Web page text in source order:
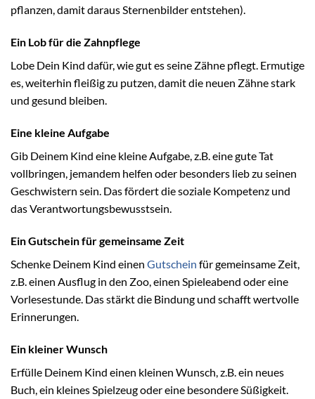
pflanzen, damit daraus Sternenbilder entstehen).
Ein Lob für die Zahnpflege
Lobe Dein Kind dafür, wie gut es seine Zähne pflegt. Ermutige
es, weiterhin fleißig zu putzen, damit die neuen Zähne stark
und gesund bleiben.
Eine kleine Aufgabe
Gib Deinem Kind eine kleine Aufgabe, z.B. eine gute Tat
vollbringen, jemandem helfen oder besonders lieb zu seinen
Geschwistern sein. Das fördert die soziale Kompetenz und
das Verantwortungsbewusstsein.
Ein Gutschein für gemeinsame Zeit
Schenke Deinem Kind einen Gutschein für gemeinsame Zeit,
z.B. einen Ausflug in den Zoo, einen Spieleabend oder eine
Vorlesestunde. Das stärkt die Bindung und schafft wertvolle
Erinnerungen.
Ein kleiner Wunsch
Erfülle Deinem Kind einen kleinen Wunsch, z.B. ein neues
Buch, ein kleines Spielzeug oder eine besondere Süßigkeit.